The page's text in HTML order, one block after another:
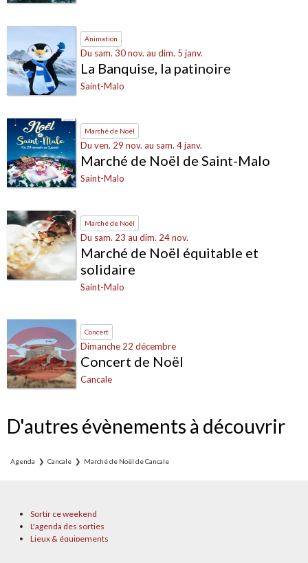
Animation
Du sam. 30 nov. au dim. 5 janv.
La Banquise, la patinoire
Saint-Malo
Marché de Noël
Du ven. 29 nov. au sam. 4 janv.
Marché de Noël de Saint-Malo
Saint-Malo
Marché de Noël
Du sam. 23 au dim. 24 nov.
Marché de Noël équitable et
solidaire
Saint-Malo
Concert
Dimanche 22 décembre
Concert de Noël
Cancale
D'autres évènements à découvrir
Agenda Cancale Marché de Noël de Cancale
Sortir ce weekend
L'agenda des sorties
Lieux & équipements